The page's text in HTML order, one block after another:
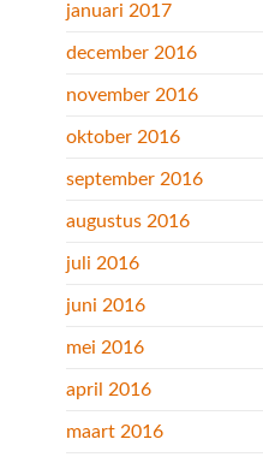
januari 2017
december 2016
november 2016
oktober 2016
september 2016
augustus 2016
juli 2016
juni 2016
mei 2016
april 2016
maart 2016